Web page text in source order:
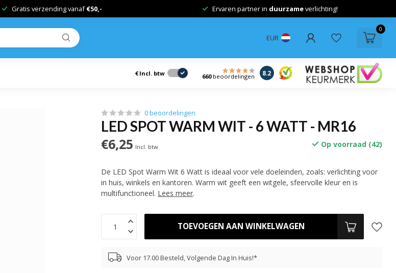
Ervaren partner induurzameverlichting! Advies op maat voor dejuisteverlichting!
EUR
0
€ Incl. btw 660beoordelingen 8.2
0 beoordelingen
LED SPOT WARM WIT - 6 WATT - MR16
€6,25 Incl. btw Op voorraad (42)
De LED Spot Warm Wit 6 Watt is ideaal voor vele doeleinden, zoals: verlichting voor
in huis, winkels en kantoren. Warm wit geeft een witgele, sfeervolle kleur en is
multifunctioneel. Lees meer.
TOEVOEGEN AAN WINKELWAGEN
Voor 17.00 Besteld, Volgende Dag In Huis!*